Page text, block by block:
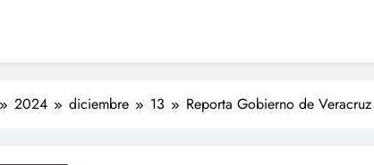
2024 diciembre 13 Reporta Gobierno de